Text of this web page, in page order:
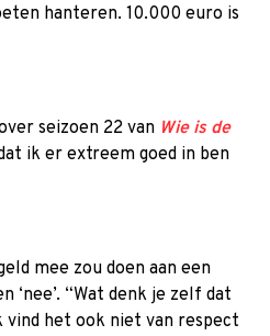
hanteren. 10.000 euro is
seizoen 22 van Wie is de
ik er extreem goed in ben
mee zou doen aan een
‘nee’. “Wat denk je zelf dat
vind het ook niet van respect